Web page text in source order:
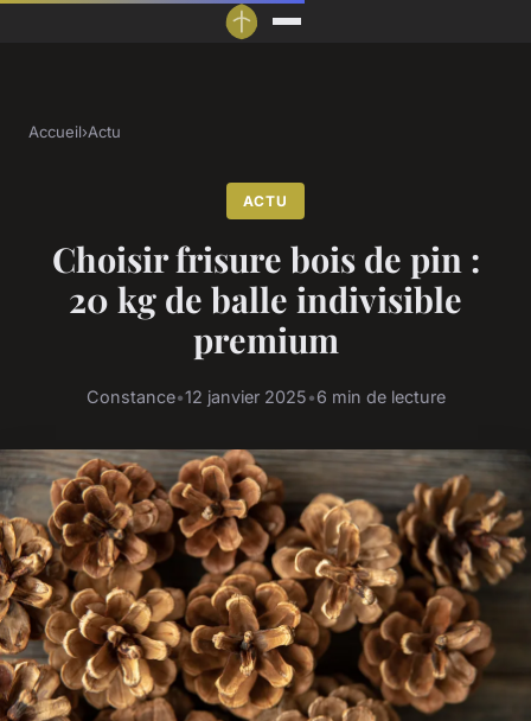
Accueil›Actu
ACTU
Choisir frisure bois de pin :
20 kg de balle indivisible
premium
Constance•12 janvier 2025•6 min de lecture